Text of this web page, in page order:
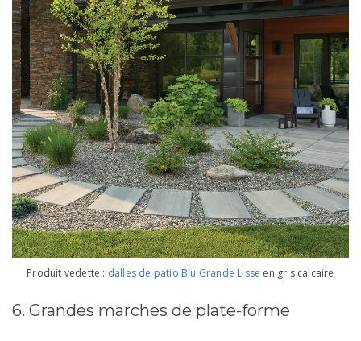
Produit vedette : dalles de patio Blu Grande Lisse en gris calcaire
6. Grandes marches de plate-forme